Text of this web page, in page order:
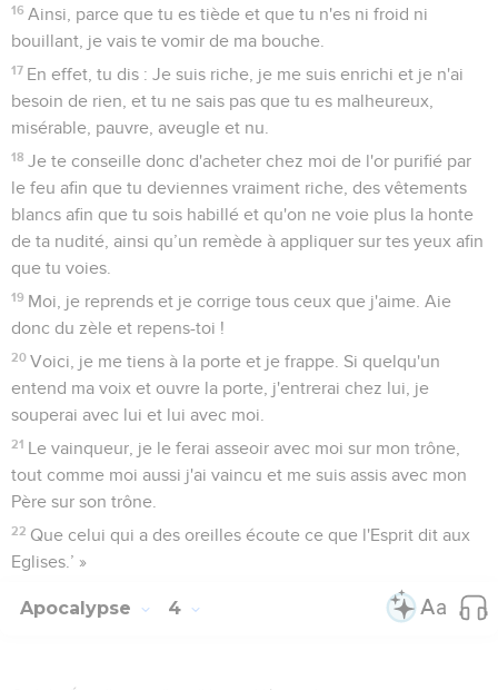
16 Ainsi, parce que tu es tiède et que tu n'es ni froid ni
bouillant, je vais te vomir de ma bouche.
17 En effet, tu dis : Je suis riche, je me suis enrichi et je n'ai
besoin de rien, et tu ne sais pas que tu es malheureux,
misérable, pauvre, aveugle et nu.
18 Je te conseille donc d'acheter chez moi de l'or purifié par
le feu afin que tu deviennes vraiment riche, des vêtements
blancs afin que tu sois habillé et qu'on ne voie plus la honte
de ta nudité, ainsi qu’un remède à appliquer sur tes yeux afin
que tu voies.
19 Moi, je reprends et je corrige tous ceux que j'aime. Aie
donc du zèle et repens-toi !
20 Voici, je me tiens à la porte et je frappe. Si quelqu'un
entend ma voix et ouvre la porte, j'entrerai chez lui, je
souperai avec lui et lui avec moi.
21 Le vainqueur, je le ferai asseoir avec moi sur mon trône,
tout comme moi aussi j'ai vaincu et me suis assis avec mon
Père sur son trône.
22 Que celui qui a des oreilles écoute ce que l'Esprit dit aux
Eglises.’ »
Apocalypse 4